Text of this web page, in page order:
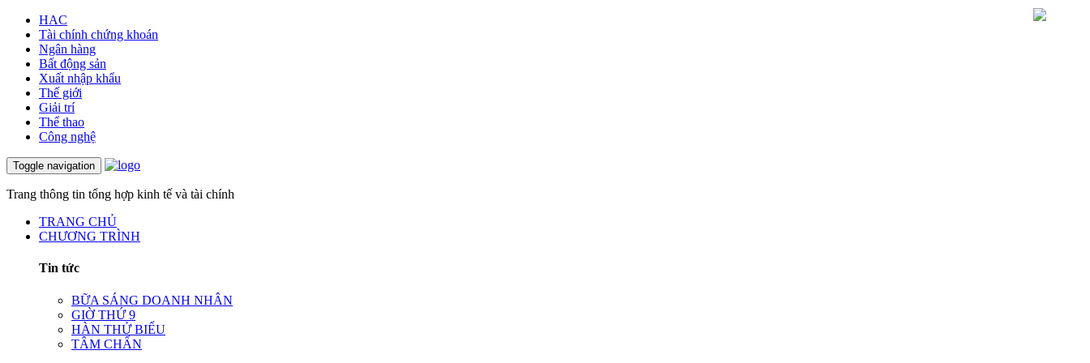
HAC
Tài chính chứng khoán
Ngân hàng
Bất động sản
Xuất nhập khẩu
Thế giới
Giải trí
Thể thao
Công nghệ
Toggle navigation
Trang thông tin tổng hợp kinh tế và tài chính
TRANG CHỦ
CHƯƠNG TRÌNH
Tin tức
BỮA SÁNG DOANH NHÂN
GIỜ THỨ 9
HÀN THỬ BIỂU
TÂM CHẤN